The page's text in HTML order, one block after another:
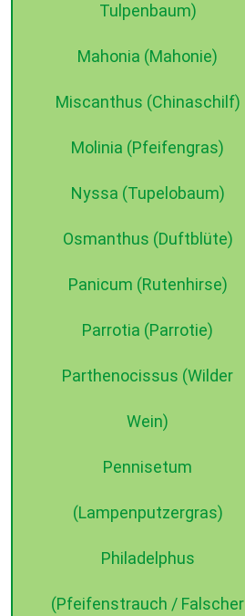
Tulpenbaum)
Mahonia (Mahonie)
Miscanthus (Chinaschilf)
Molinia (Pfeifengras)
Nyssa (Tupelobaum)
Osmanthus (Duftblüte)
Panicum (Rutenhirse)
Parrotia (Parrotie)
Parthenocissus (Wilder
Wein)
Pennisetum
(Lampenputzergras)
Philadelphus
(Pfeifenstrauch / Falscher